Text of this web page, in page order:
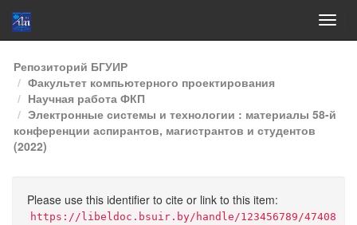
Skip
navigation
Репозиторий БГУИР
Факультет компьютерного проектирования
Научная работа ФКП
Электронные системы и технологии : материалы 58-й
конференции аспирантов, магистрантов и студентов
(2022)
Please use this identifier to cite or link to this item:
https://libeldoc.bsuir.by/handle/123456789/47408